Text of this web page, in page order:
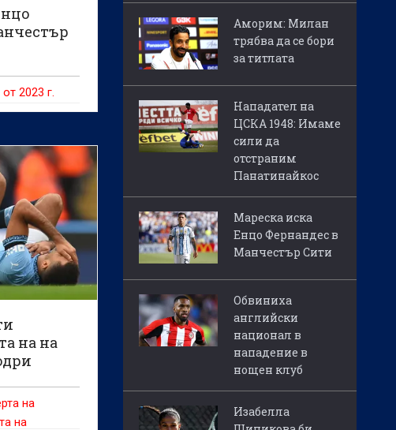
2023 г.
на на
на
на
Аморим: Милан
трябва да се бори
за титлата
Нападател на
ЦСКА 1948: Имаме
сили да
отстраним
Панатинайкос
Мареска иска
Енцо Фернандес в
Манчестър Сити
Обвиниха
английски
национал в
нападение в
нощен клуб
Изабелла